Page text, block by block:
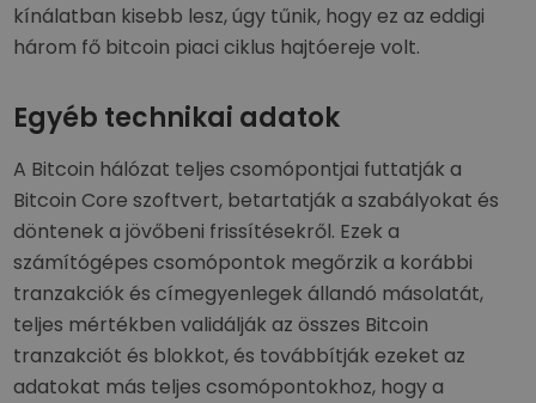
kínálatban kisebb lesz, úgy tűnik, hogy ez az eddigi
három fő bitcoin piaci ciklus hajtóereje volt.
Egyéb technikai adatok
A Bitcoin hálózat teljes csomópontjai futtatják a
Bitcoin Core szoftvert, betartatják a szabályokat és
döntenek a jövőbeni frissítésekről. Ezek a
számítógépes csomópontok megőrzik a korábbi
tranzakciók és címegyenlegek állandó másolatát,
teljes mértékben validálják az összes Bitcoin
tranzakciót és blokkot, és továbbítják ezeket az
adatokat más teljes csomópontokhoz, hogy a